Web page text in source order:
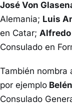
José Von
Alemania; Luis
en Catar;
Consulado en
También nombra
por ejemplo
Consulado